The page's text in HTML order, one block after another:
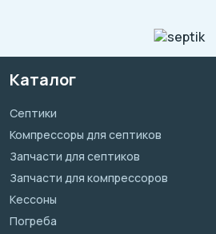
Каталог
Септики
Компрессоры для септиков
Запчасти для септиков
Запчасти для компрессоров
Кессоны
Погреба